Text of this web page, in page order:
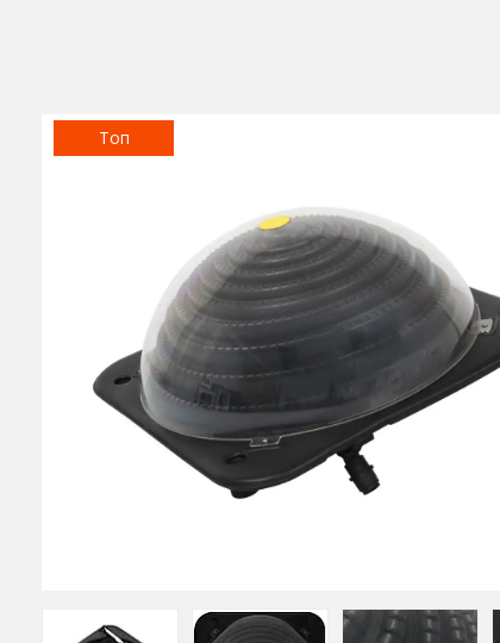
Топ